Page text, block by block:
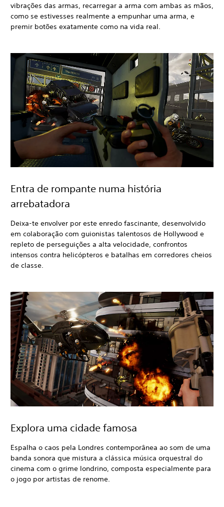
vibrações das armas, recarregar a arma com ambas as mãos,
como se estivesses realmente a empunhar uma arma, e
premir botões exatamente como na vida real.
Entra de rompante numa história
arrebatadora
Deixa-te envolver por este enredo fascinante, desenvolvido
em colaboração com guionistas talentosos de Hollywood e
repleto de perseguições a alta velocidade, confrontos
intensos contra helicópteros e batalhas em corredores cheios
de classe.
Explora uma cidade famosa
Espalha o caos pela Londres contemporânea ao som de uma
banda sonora que mistura a clássica música orquestral do
cinema com o grime londrino, composta especialmente para
o jogo por artistas de renome.